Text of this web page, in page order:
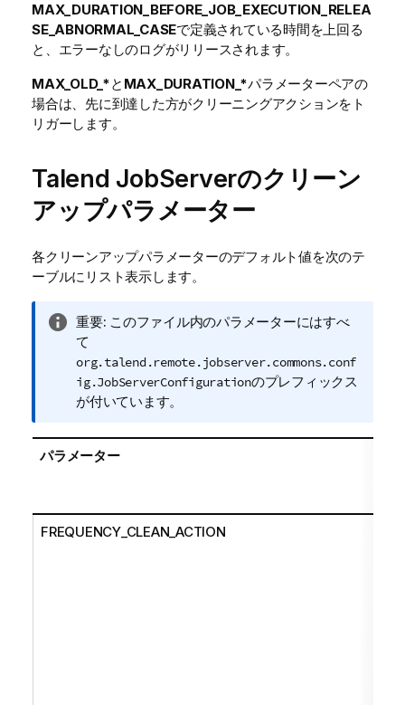
MAX_DURATION_BEFORE_JOB_EXECUTION_RELEA
SE_ABNORMAL_CASEで定義されている時間を上回る
と、エラーなしのログがリリースされます。
MAX_OLD_* と MAX_DURATION_*パラメーターペアの
場合は、先に到達した方がクリーニングアクションをト
リガーします。
Talend JobServerのクリーン
アップパラメーター
各クリーンアップパラメーターのデフォルト値を次のテ
ーブルにリスト表示します。
情
報
メ
モ
重要: このファイル内のパラメーターにはすべ
て
org.talend.remote.jobserver.commons.conf
ig.JobServerConfigurationのプレフィックス
が付いています。
パラメーター
FREQUENCY_CLEAN_ACTION